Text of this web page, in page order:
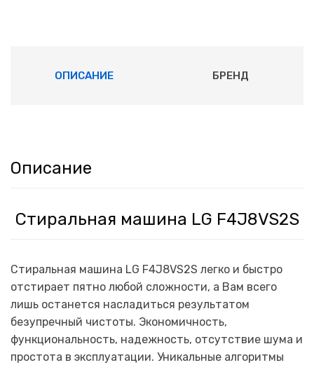
ОПИСАНИЕ БРЕНД
Описание
Стиральная машина LG F4J8VS2S
Стиральная машина LG F4J8VS2S легко и быстро
отстирает пятно любой сложности, а Вам всего
лишь останется насладиться результатом
безупречный чистоты. Экономичность,
функциональность, надежность, отсутствие шума и
простота в эксплуатации. Уникальные алгоритмы